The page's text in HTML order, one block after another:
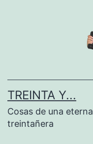
TREINTA Y...
Cosas de una eterna
treintañera